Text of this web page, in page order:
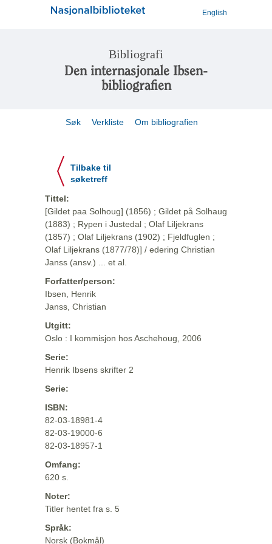
English
Bibliografi
Den internasjonale Ibsen-
bibliografien
Søk Verkliste Om bibliografien
Tilbake til
søketreff
Tittel:
[Gildet paa Solhoug] (1856) ; Gildet på Solhaug
(1883) ; Rypen i Justedal ; Olaf Liljekrans
(1857) ; Olaf Liljekrans (1902) ; Fjeldfuglen ;
Olaf Liljekrans (1877/78)] / edering Christian
Janss (ansv.) ... et al.
Forfatter/person:
Ibsen, Henrik
Janss, Christian
Utgitt:
Oslo : I kommisjon hos Aschehoug, 2006
Serie:
Henrik Ibsens skrifter 2
Serie:
ISBN:
82-03-18981-4
82-03-19000-6
82-03-18957-1
Omfang:
620 s.
Noter:
Titler hentet fra s. 5
Språk:
Norsk (Bokmål)